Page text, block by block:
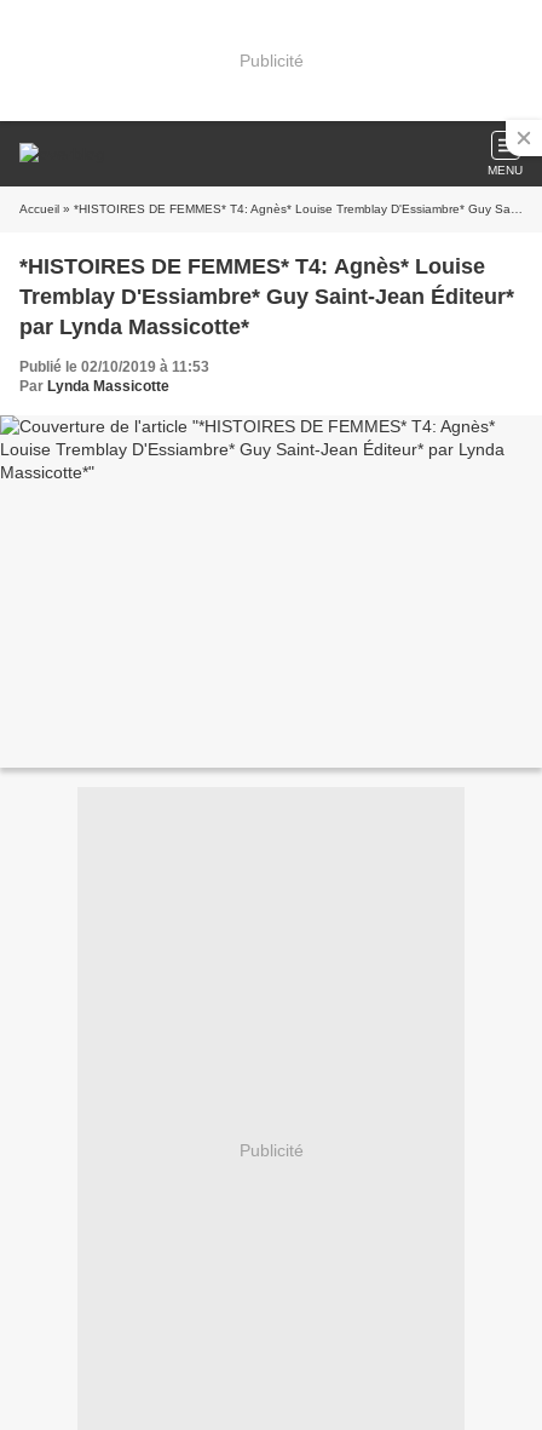
Publicité
MENU
Accueil » *HISTOIRES DE FEMMES* T4: Agnès* Louise Tremblay D'Essiambre* Guy Saint-Jean Éditeur* par Lynda Massicotte*
*HISTOIRES DE FEMMES* T4: Agnès* Louise
Tremblay D'Essiambre* Guy Saint-Jean Éditeur*
par Lynda Massicotte*
Publié le 02/10/2019 à 11:53
Par Lynda Massicotte
Publicité